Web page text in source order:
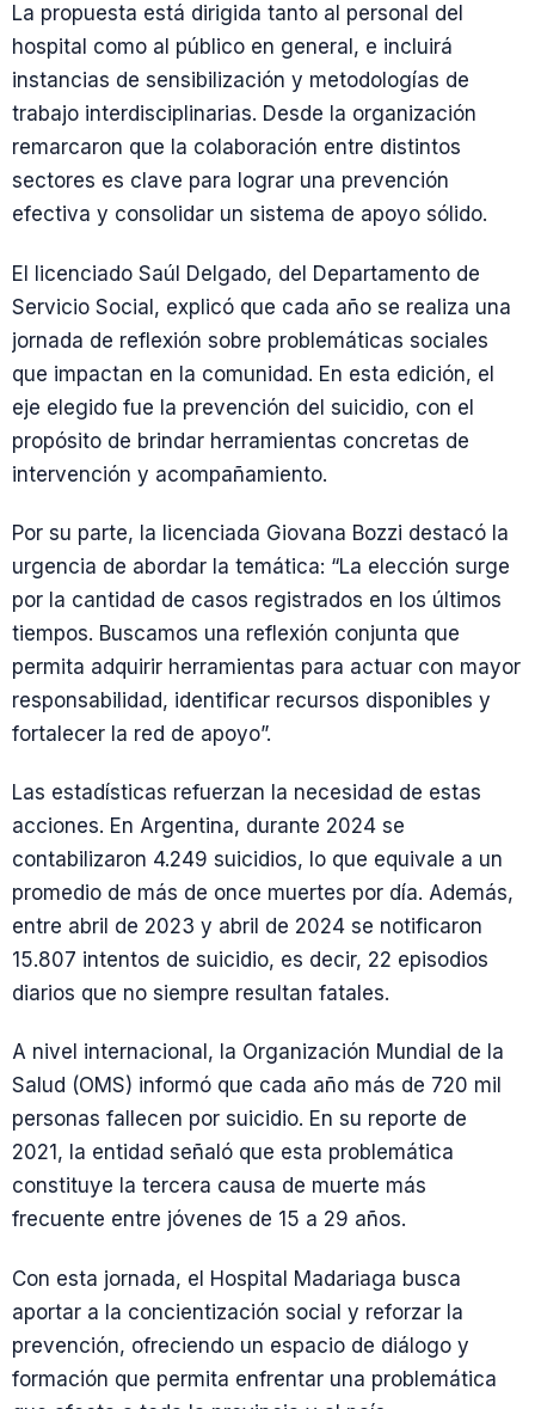
La propuesta está dirigida tanto al personal del
hospital como al público en general, e incluirá
instancias de sensibilización y metodologías de
trabajo interdisciplinarias. Desde la organización
remarcaron que la colaboración entre distintos
sectores es clave para lograr una prevención
efectiva y consolidar un sistema de apoyo sólido.
El licenciado Saúl Delgado, del Departamento de
Servicio Social, explicó que cada año se realiza una
jornada de reflexión sobre problemáticas sociales
que impactan en la comunidad. En esta edición, el
eje elegido fue la prevención del suicidio, con el
propósito de brindar herramientas concretas de
intervención y acompañamiento.
Por su parte, la licenciada Giovana Bozzi destacó la
urgencia de abordar la temática: “La elección surge
por la cantidad de casos registrados en los últimos
tiempos. Buscamos una reflexión conjunta que
permita adquirir herramientas para actuar con mayor
responsabilidad, identificar recursos disponibles y
fortalecer la red de apoyo”.
Las estadísticas refuerzan la necesidad de estas
acciones. En Argentina, durante 2024 se
contabilizaron 4.249 suicidios, lo que equivale a un
promedio de más de once muertes por día. Además,
entre abril de 2023 y abril de 2024 se notificaron
15.807 intentos de suicidio, es decir, 22 episodios
diarios que no siempre resultan fatales.
A nivel internacional, la Organización Mundial de la
Salud (OMS) informó que cada año más de 720 mil
personas fallecen por suicidio. En su reporte de
2021, la entidad señaló que esta problemática
constituye la tercera causa de muerte más
frecuente entre jóvenes de 15 a 29 años.
Con esta jornada, el Hospital Madariaga busca
aportar a la concientización social y reforzar la
prevención, ofreciendo un espacio de diálogo y
formación que permita enfrentar una problemática